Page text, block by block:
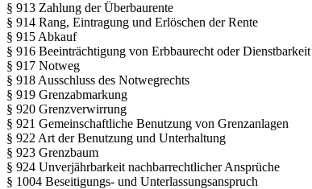
§ 913 Zahlung der Überbaurente
§ 914 Rang, Eintragung und Erlöschen der Rente
§ 915 Abkauf
§ 916 Beeinträchtigung von Erbbaurecht oder Dienstbarkeit
§ 917 Notweg
§ 918 Ausschluss des Notwegrechts
§ 919 Grenzabmarkung
§ 920 Grenzverwirrung
§ 921 Gemeinschaftliche Benutzung von Grenzanlagen
§ 922 Art der Benutzung und Unterhaltung
§ 923 Grenzbaum
§ 924 Unverjährbarkeit nachbarrechtlicher Ansprüche
§ 1004 Beseitigungs- und Unterlassungsanspruch